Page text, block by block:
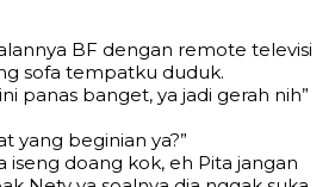
BF dengan remote televisi
sofa tempatku duduk.
panas banget, ya jadi gerah nih”
yang beginian ya?”
iseng doang kok, eh Pita jangan